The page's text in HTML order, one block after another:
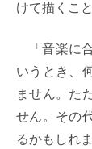
けて描くこ
「音楽に合わせて自己表現のダンスをしましょう」と
いうとき、
ません。た
せん。その
るかもしれ